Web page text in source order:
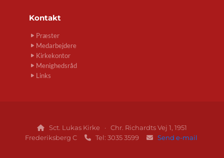
Kontakt
Præster
Medarbejdere
Kirkekontor
Menighedsråd
Links

Sct. Lukas Kirke · Chr. Richardts Vej 1, 1951
Frederiksberg C
 Tel: 3035 3599  Send e-mail